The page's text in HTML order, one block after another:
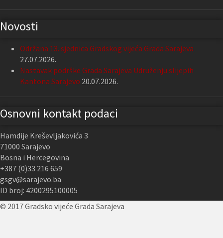
Novosti
Održana 13. sjednica Gradskog vijeća Grada Sarajeva
27.07.2026.
Nastavak podrške Grada Sarajeva Udruženju slijepih
Kantona Sarajevo 20.07.2026.
Osnovni kontakt podaci
Hamdije Kreševljakovića 3
71000 Sarajevo
Bosna i Hercegovina
+387 (0)33 216 659
gsgv@sarajevo.ba
ID broj: 4200295100005
© 2017 Gradsko vijeće Grada Sarajeva